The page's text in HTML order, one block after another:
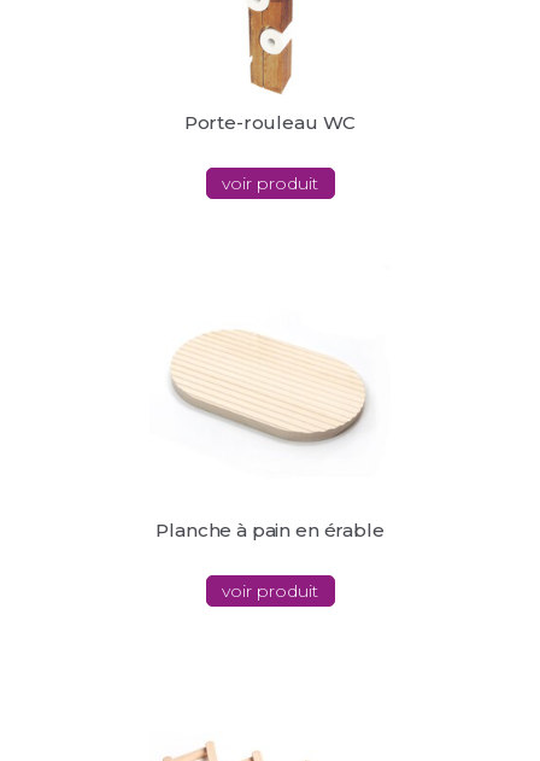
Porte-rouleau WC
voir produit
Planche à pain en érable
voir produit